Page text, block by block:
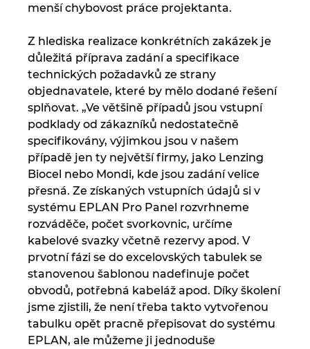
menší chybovost práce projektanta.
Z hlediska realizace konkrétních zakázek je
důležitá příprava zadání a specifikace
technických požadavků ze strany
objednavatele, které by mělo dodané řešení
splňovat. „Ve většině případů jsou vstupní
podklady od zákazníků nedostatečně
specifikovány, výjimkou jsou v našem
případě jen ty největší firmy, jako Lenzing
Biocel nebo Mondi, kde jsou zadání velice
přesná. Ze získaných vstupních údajů si v
systému EPLAN Pro Panel rozvrhneme
rozváděče, počet svorkovnic, určíme
kabelové svazky včetně rezervy apod. V
prvotní fázi se do excelovských tabulek se
stanovenou šablonou nadefinuje počet
obvodů, potřebná kabeláž apod. Díky školení
jsme zjistili, že není třeba takto vytvořenou
tabulku opět pracně přepisovat do systému
EPLAN, ale můžeme ji jednoduše